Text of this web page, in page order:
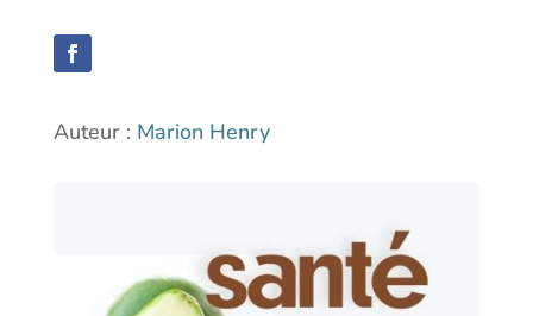
Auteur : Marion Henry